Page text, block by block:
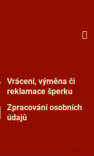
Vrácení, výměna či
reklamace šperku
Zpracování osobních
údajů